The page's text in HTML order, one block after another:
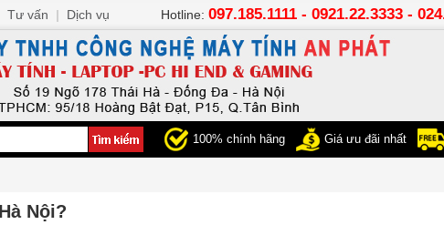
100% chính hãng Giá ưu đãi nhất
Nội?
Hotline: 097.185.1111 - 0921.22.3333 -
Tư vấn | Dịch vụ